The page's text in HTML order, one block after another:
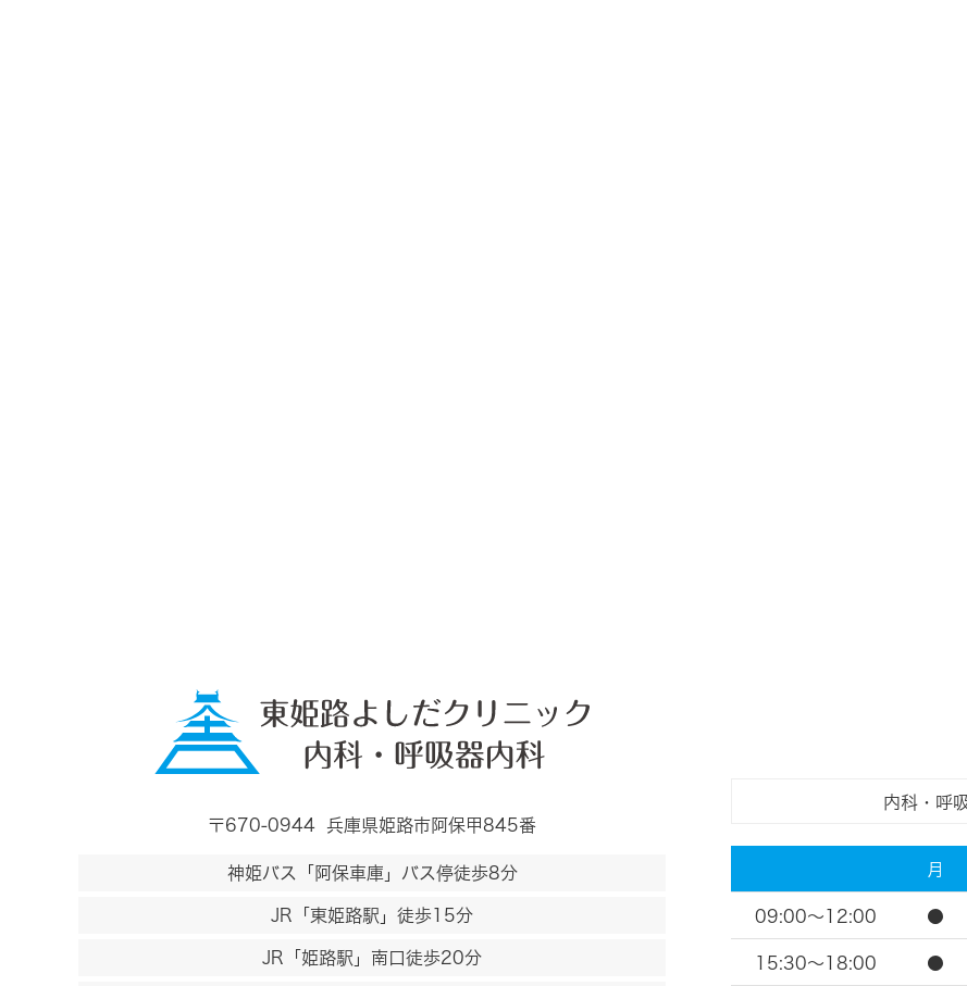
〒670-0944 兵庫県姫路市阿保甲845番
神姫バス「阿保車庫」バス停徒歩8分
JR「東姫路駅」徒歩15分
JR「姫路駅」南口徒歩20分
内科・呼
月
09:00～12:00 ●
15:30～18:00 ●